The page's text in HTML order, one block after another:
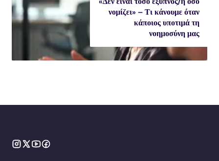
νομίζει» – Τι κάνουμε όταν
κάποιος υποτιμά τη
νοημοσύνη μας